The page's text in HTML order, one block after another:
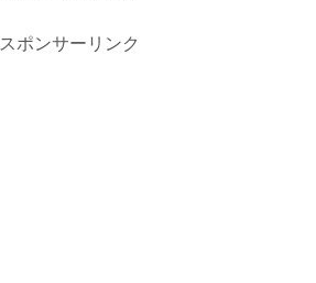
スポンサーリンク